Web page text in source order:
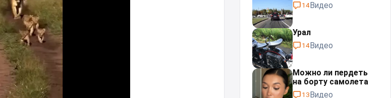
14Видео
Урал⁠⁠
14Видео
Можно ли пердеть
на борту самолета
13Видео